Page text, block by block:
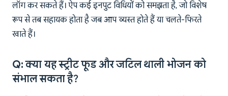
लॉग कर सकते हैं। ऐप कई इनपुट विधियों को समझता है, जो विशेष
रूप से तब सहायक होता है जब आप व्यस्त होते हैं या चलते-फिरते
खाते हैं।
Q: क्या यह स्ट्रीट फूड और जटिल थाली भोजन को
संभाल सकता है?